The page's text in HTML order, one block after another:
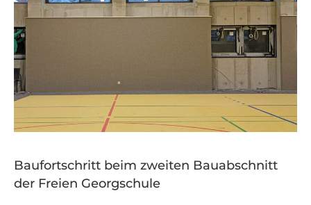
Baufortschritt beim zweiten Bauabschnitt
der Freien Georgschule